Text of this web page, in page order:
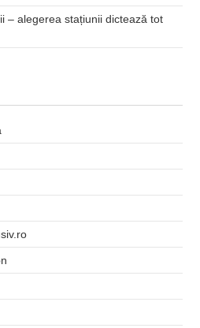
– alegerea stațiunii dictează tot